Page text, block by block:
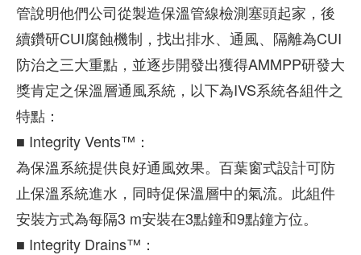
管說明他們公司從製造保溫管線檢測塞頭起家，後
續鑽研CUI腐蝕機制，找出排水、通風、隔離為CUI
防治之三大重點，並逐步開發出獲得AMMPP研發大
獎肯定之保溫層通風系統，以下為IVS系統各組件之
特點：
■ Integrity Vents™：
為保溫系統提供良好通風效果。百葉窗式設計可防
止保溫系統進水，同時促保溫層中的氣流。此組件
安裝方式為每隔3 m安裝在3點鐘和9點鐘方位。
■ Integrity Drains™：